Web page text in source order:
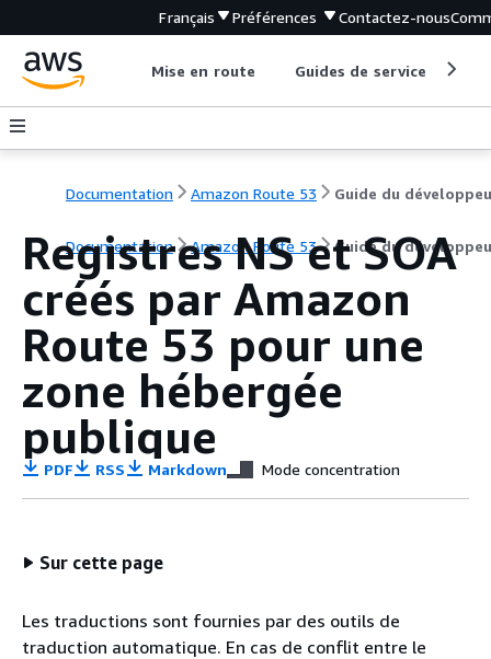
Français Préférences Contactez-nous
Mise en route Guides de service
Documentation Amazon Route 53 Guide du
Documentation Amazon Route 53 Guide du
Registres NS et SOA
créés par Amazon
Route 53 pour une
zone hébergée
publique
PDF RSS Markdown Mode concentration
Sur cette page
Les traductions sont fournies par des outils de
traduction automatique. En cas de conflit entre le